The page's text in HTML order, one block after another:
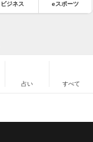
ビジネス eスポーツ
占い すべて